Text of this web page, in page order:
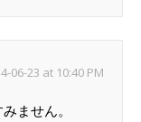
06-23 at 10:40 PM
ません。